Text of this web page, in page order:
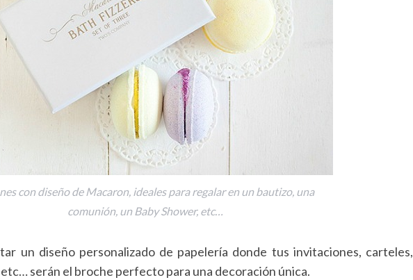
con diseño de Macaron, ideales para regalar en un bautizo, una
comunión, un Baby Shower, etc…
un diseño personalizado de papelería donde tus invitaciones, carteles,
serán el broche perfecto para una decoración única.